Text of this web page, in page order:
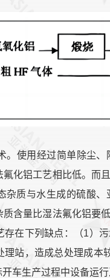
。使用经过简单除尘
化铝工艺相比低。而
杂质与水生成的硫酸
含量比湿法氟化铝要
存在下列缺点：（1）
站，造成总处理成
车生产过程中设备运